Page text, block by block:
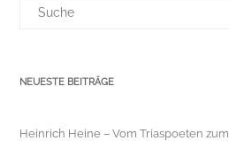
NEUESTE BEITRÄGE
Heinrich Heine – Vom Triaspoeten zum